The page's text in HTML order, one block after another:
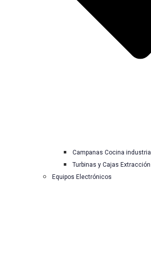
Campanas Cocina industrial
Turbinas y Cajas Extracción
Equipos Electrónicos